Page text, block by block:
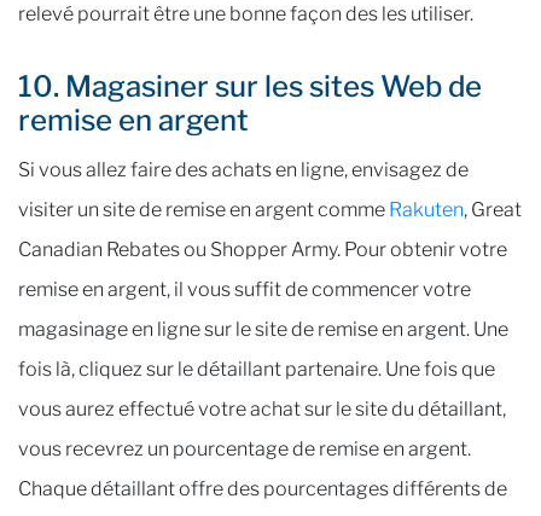
relevé pourrait être une bonne façon des les utiliser.
10. Magasiner sur les sites Web de
remise en argent
Si vous allez faire des achats en ligne, envisagez de
visiter un site de remise en argent comme Rakuten, Great
Canadian Rebates ou Shopper Army. Pour obtenir votre
remise en argent, il vous suffit de commencer votre
magasinage en ligne sur le site de remise en argent. Une
fois là, cliquez sur le détaillant partenaire. Une fois que
vous aurez effectué votre achat sur le site du détaillant,
vous recevrez un pourcentage de remise en argent.
Chaque détaillant offre des pourcentages différents de